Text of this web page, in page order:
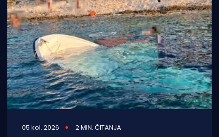
05 kol. 2026 2 MIN. ČITANJA